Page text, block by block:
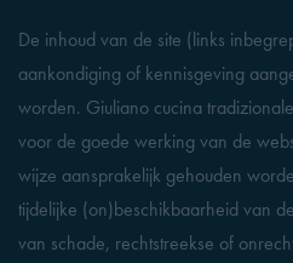
De inhoud van de site (links
aankondiging of kennisgeving
worden. Giuliano cucina
voor de goede werking van de
wijze aansprakelijk gehouden
tijdelijke (on)beschikbaarheid van
van schade, rechtstreekse of